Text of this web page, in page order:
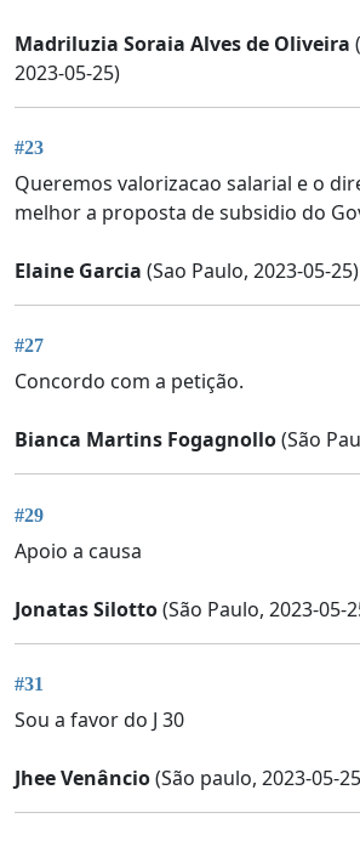
Madriluzia Soraia Alves de Oliveira
2023-05-25)
#23
Queremos valorizacao salarial e o
melhor a proposta de subsidio do
Elaine Garcia (Sao Paulo, 2023-05-25)
#27
Concordo com a petição.
Bianca Martins Fogagnollo(São
#29
Apoio a causa
Jonatas Silotto(São Paulo, 2023-05-
#31
Sou a favor do J 30
Jhee Venâncio(São paulo, 2023-05-